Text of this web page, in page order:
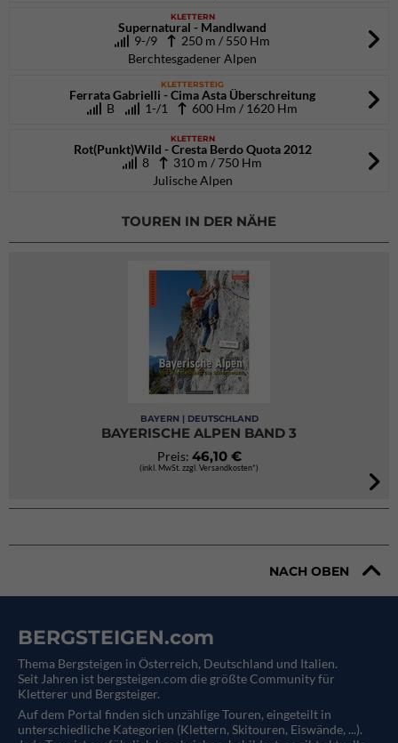
KLETTERN
Supernatural - Mandlwand
9-/9
250 m / 550 Hm
Berchtesgadener Alpen
KLETTERSTEIG
Ferrata Gabrielli - Cima Asta Überschreitung
B
1-/1 600 Hm / 1620 Hm
KLETTERN
Rot(Punkt)Wild - Cresta Berdo Quota 2012
8
310 m / 750 Hm
Julische Alpen
TOUREN IN DER NÄHE
BAYERN | DEUTSCHLAND
BAYERISCHE ALPEN BAND 3
Preis: 46,10 €
(inkl. MwSt. zzgl. Versandkosten*)
NACH OBEN
BERGSTEIGEN.com
Thema Bergsteigen in Österreich, Deutschland und Italien.
Seit Jahren ist bergsteigen.com die größte Community für
Kletterer und Bergsteiger.
Auf dem Portal finden sich unzählige Touren, eingeteilt in
unterschiedliche Kategorien (Klettern, Skitouren, Eiswände, ...).